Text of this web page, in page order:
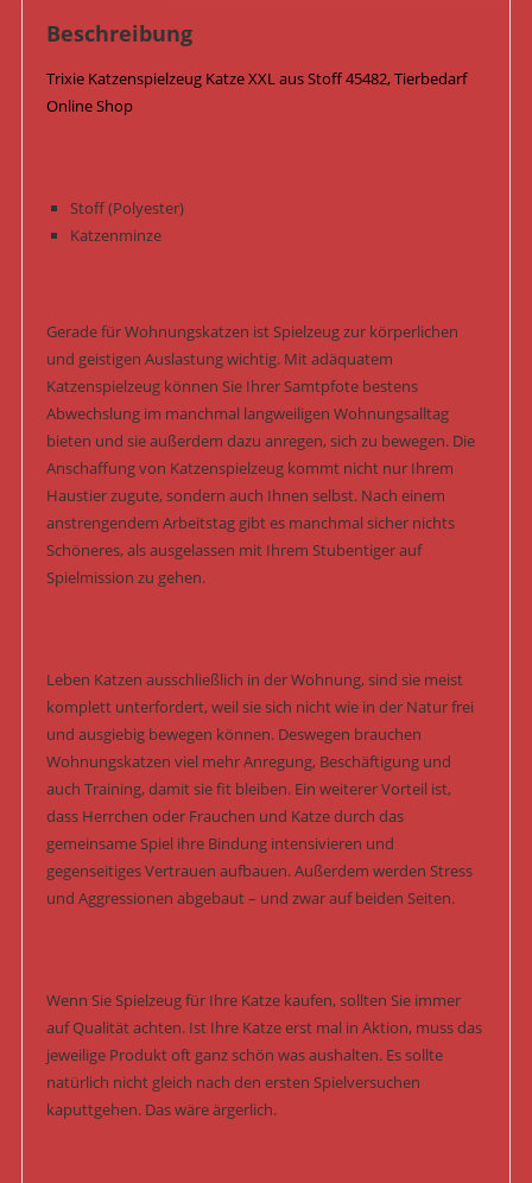
Beschreibung
Trixie Katzenspielzeug Katze XXL aus Stoff 45482, Tierbedarf
Online Shop
Stoff (Polyester)
Katzenminze
Gerade für Wohnungskatzen ist Spielzeug zur körperlichen
und geistigen Auslastung wichtig. Mit adäquatem
Katzenspielzeug können Sie Ihrer Samtpfote bestens
Abwechslung im manchmal langweiligen Wohnungsalltag
bieten und sie außerdem dazu anregen, sich zu bewegen. Die
Anschaffung von Katzenspielzeug kommt nicht nur Ihrem
Haustier zugute, sondern auch Ihnen selbst. Nach einem
anstrengendem Arbeitstag gibt es manchmal sicher nichts
Schöneres, als ausgelassen mit Ihrem Stubentiger auf
Spielmission zu gehen.
Leben Katzen ausschließlich in der Wohnung, sind sie meist
komplett unterfordert, weil sie sich nicht wie in der Natur frei
und ausgiebig bewegen können. Deswegen brauchen
Wohnungskatzen viel mehr Anregung, Beschäftigung und
auch Training, damit sie fit bleiben. Ein weiterer Vorteil ist,
dass Herrchen oder Frauchen und Katze durch das
gemeinsame Spiel ihre Bindung intensivieren und
gegenseitiges Vertrauen aufbauen. Außerdem werden Stress
und Aggressionen abgebaut – und zwar auf beiden Seiten.
Wenn Sie Spielzeug für Ihre Katze kaufen, sollten Sie immer
auf Qualität achten. Ist Ihre Katze erst mal in Aktion, muss das
jeweilige Produkt oft ganz schön was aushalten. Es sollte
natürlich nicht gleich nach den ersten Spielversuchen
kaputtgehen. Das wäre ärgerlich.